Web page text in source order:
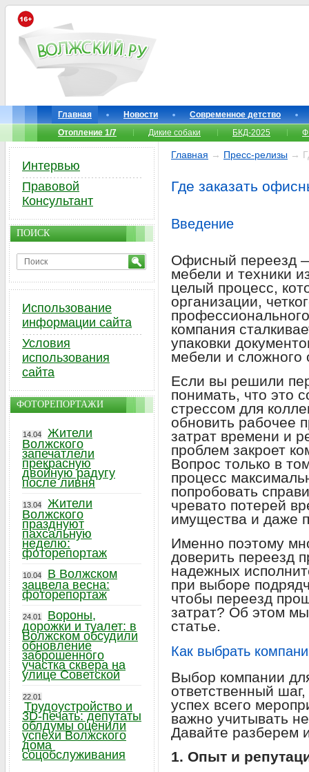
Главная Новости
Современное детство
Отопление 1/7
Дикие собаки БКД-2025
Главная → Пресс-релизы →
Где заказать
Введение
Офисный переезд
мебели и техники
целый процесс,
организации,
компания
упаковки
мебели и сложного
Если вы решили
понимать, что это
стрессом для
обновить рабочее
затрат времени и
проблем закроет
Вопрос только в
процесс
попробовать
чревато потерей
имущества и даже
Именно поэтому
доверить переезд
надежных
при выборе
чтобы переезд
затрат? Об этом
статье.
Как выбрать
Выбор компании
ответственный
успех всего
важно учитывать
Давайте разберем
1. Опыт и
Интервью
Правовой
Консультант
ПОИСК
Использование
информации сайта
Условия
использования
сайта
ФОТОРЕПОРТАЖИ
14.04
Жители
Волжского
запечатлели
прекрасную
двойную радугу
после ливня
13.04
Жители
Волжского
празднуют
пахсальную
неделю:
фоторепортаж
10.04
В Волжском
зацвела весна:
фоторепортаж
24.01
Вороны,
дорожки и туалет: в
Волжском обсудили
обновление
заброшенного
участка сквера на
улице Советской
22.01
Трудоустройство и
3D-печать: депутаты
облдумы оценили
успехи Волжского
дома
соцобслуживания